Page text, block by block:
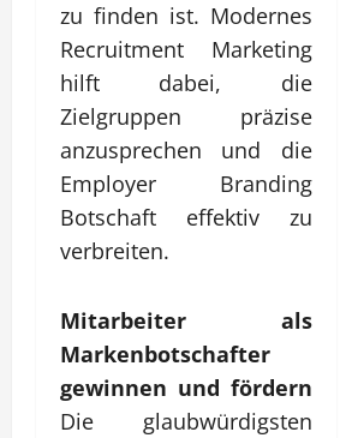
zu finden ist. Modernes
Recruitment Marketing
hilft dabei, die
Zielgruppen präzise
anzusprechen und die
Employer Branding
Botschaft effektiv zu
verbreiten.
Mitarbeiter als
Markenbotschafter
gewinnen und fördern
Die glaubwürdigsten